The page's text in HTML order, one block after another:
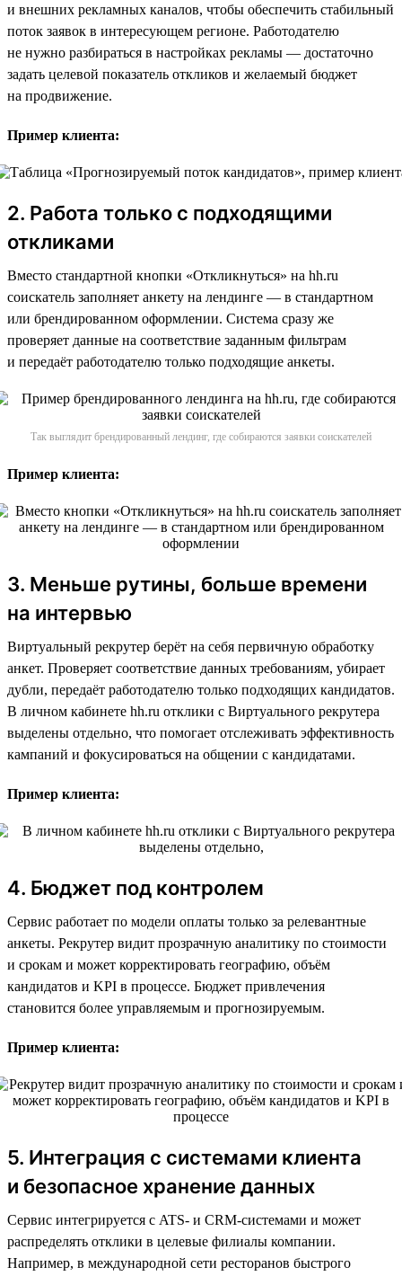
и внешних рекламных каналов, чтобы обеспечить стабильный
поток заявок в интересующем регионе. Работодателю
не нужно разбираться в настройках рекламы — достаточно
задать целевой показатель откликов и желаемый бюджет
на продвижение.
Пример клиента:
2. Работа только с подходящими
откликами
Вместо стандартной кнопки «Откликнуться» на hh.ru
соискатель заполняет анкету на лендинге — в стандартном
или брендированном оформлении. Система сразу же
проверяет данные на соответствие заданным фильтрам
и передаёт работодателю только подходящие анкеты.
Так выглядит брендированный лендинг, где собираются заявки соискателей
Пример клиента:
3. Меньше рутины, больше времени
на интервью
Виртуальный рекрутер берёт на себя первичную обработку
анкет. Проверяет соответствие данных требованиям, убирает
дубли, передаёт работодателю только подходящих кандидатов.
В личном кабинете hh.ru отклики с Виртуального рекрутера
выделены отдельно, что помогает отслеживать эффективность
кампаний и фокусироваться на общении с кандидатами.
Пример клиента:
4. Бюджет под контролем
Сервис работает по модели оплаты только за релевантные
анкеты. Рекрутер видит прозрачную аналитику по стоимости
и срокам и может корректировать географию, объём
кандидатов и KPI в процессе. Бюджет привлечения
становится более управляемым и прогнозируемым.
Пример клиента:
5. Интеграция с системами клиента
и безопасное хранение данных
Сервис интегрируется с ATS- и CRM-системами и может
распределять отклики в целевые филиалы компании.
Например, в международной сети ресторанов быстрого